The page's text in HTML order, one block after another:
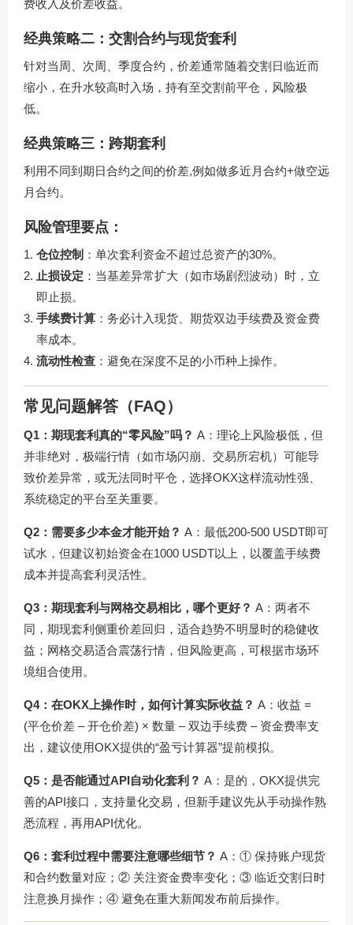
费收入及价差收益。
经典策略二：交割合约与现货套利
针对当周、次周、季度合约，价差通常随着交割日临近而
缩小，在升水较高时入场，持有至交割前平仓，风险极
低。
经典策略三：跨期套利
利用不同到期日合约之间的价差,例如做多近月合约+做空远
月合约。
风险管理要点：
仓位控制 ：单次套利资金不超过总资产的30%。
止损设定 ：当基差异常扩大（如市场剧烈波动）时，立
即止损。
手续费计算 ：务必计入现货、期货双边手续费及资金费
率成本。
流动性检查 ：避免在深度不足的小币种上操作。
常见问题解答（FAQ）
Q1：期现套利真的“零风险”吗？ A：理论上风险极低，但
并非绝对，极端行情（如市场闪崩、交易所宕机）可能导
致价差异常，或无法同时平仓，选择OKX这样流动性强、
系统稳定的平台至关重要。
Q2：需要多少本金才能开始？ A：最低200-500 USDT即可
试水，但建议初始资金在1000 USDT以上，以覆盖手续费
成本并提高套利灵活性。
Q3：期现套利与网格交易相比，哪个更好？ A：两者不
同，期现套利侧重价差回归，适合趋势不明显时的稳健收
益；网格交易适合震荡行情，但风险更高，可根据市场环
境组合使用。
Q4：在OKX上操作时，如何计算实际收益？ A：收益 =
(平仓价差 – 开仓价差) × 数量 – 双边手续费 – 资金费率支
出，建议使用OKX提供的“盈亏计算器”提前模拟。
Q5：是否能通过API自动化套利？ A：是的，OKX提供完
善的API接口，支持量化交易，但新手建议先从手动操作熟
悉流程，再用API优化。
Q6：套利过程中需要注意哪些细节？ A：① 保持账户现货
和合约数量对应；② 关注资金费率变化；③ 临近交割日时
注意换月操作；④ 避免在重大新闻发布前后操作。